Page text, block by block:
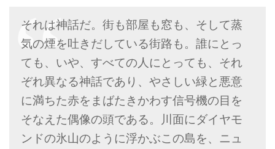
それは神話だ。街も部屋も窓も、そして蒸
気の煙を吐きだしている街路も。誰にとっ
ても、いや、すべての人にとっても、それ
ぞれ異なる神話であり、やさしい緑と悪意
に満ちた赤をまばたきかわす信号機の目を
そなえた偶像の頭である。川面にダイヤモ
ンドの氷山のように浮かぶこの島を、ニュ